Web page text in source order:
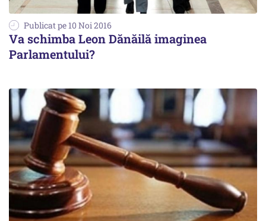
Publicat pe 10 Noi 2016
Va schimba Leon Dănăilă imaginea
Parlamentului?